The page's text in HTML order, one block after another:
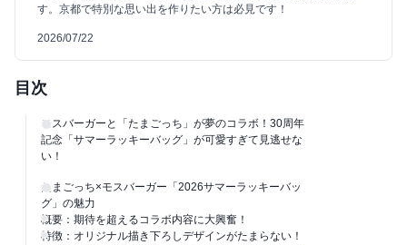
す。京都で特別な思い出を作りたい方は必見です！
2026/07/22
目次
モスバーガーと「たまごっち」が夢のコラボ！30周年
記念「サマーラッキーバッグ」が可愛すぎて見逃せな
い！
たまごっち×モスバーガー「2026サマーラッキーバッ
グ」の魅力
概要：期待を超えるコラボ内容に大興奮！
特徴：オリジナル描き下ろしデザインがたまらない！